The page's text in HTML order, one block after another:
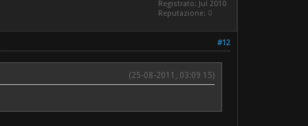
Registrato: Jul 2010
Reputazione: 0
#12
(25-08-2011, 03:09 15)